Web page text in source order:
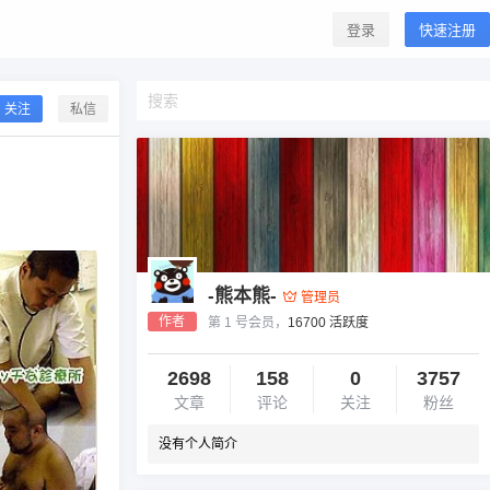
登录 快速注册
关注 私信
作者
-熊本熊-
管理员
第 1 号会员， 16700 活跃度
2698
文章
158
评论
0
关注
3757
粉丝
没有个人简介